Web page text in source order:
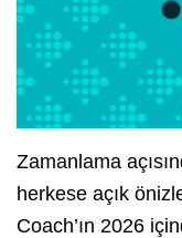
Zamanlama
herkese açık
Coach’ın 2026